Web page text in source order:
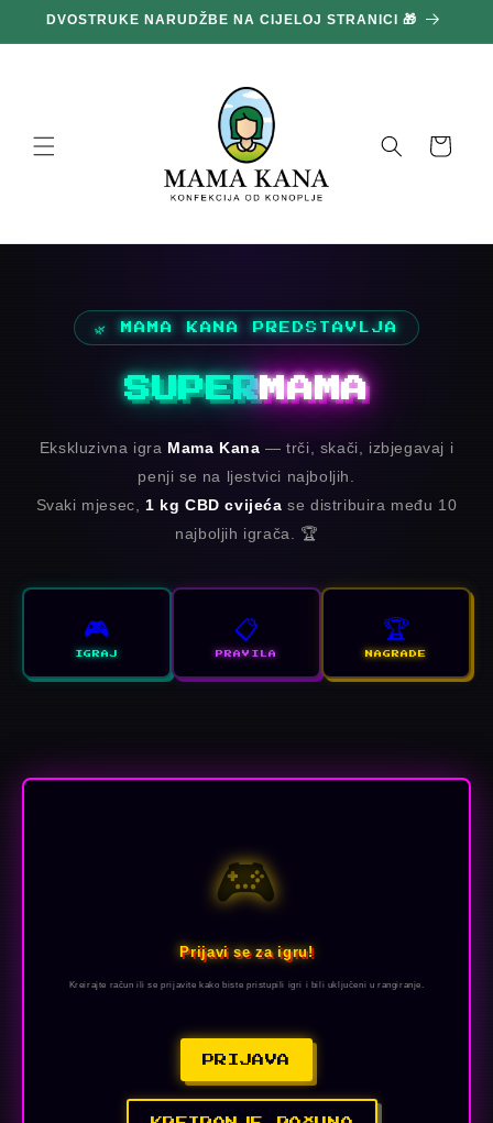
na
sadržaj
DVOSTRUKE NARUDŽBE NA CIJELOJ STRANICI 🎁
Košara
🌿 MAMA KANA PREDSTAVLJA
SUPER MAMA
Ekskluzivna igra Mama Kana — trči, skači, izbjegavaj i
penji se na ljestvici najboljih.
Svaki mjesec, 1 kg CBD cvijeća se distribuira među 10
najboljih igrača. 🏆
🎮
IGRAJ
📋
PRAVILA
🏆
NAGRADE
🎮
Prijavi se za igru!
Kreirajte račun ili se prijavite kako biste pristupili igri i bili uključeni u rangiranje.
PRIJAVA